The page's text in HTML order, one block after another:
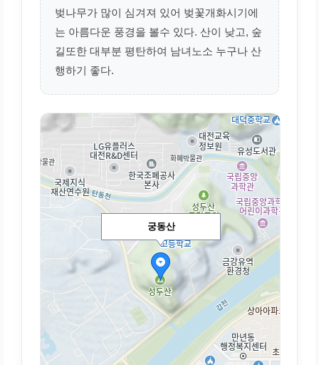
벚나무가 많이 심겨져 있어 벚꽃개화시기에
는 아름다운 풍경을 볼수 있다. 산이 낮고, 숲
길또한 대부분 평탄하여 남녀노소 누구나 산
행하기 좋다.
궁동산